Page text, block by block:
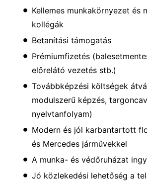
Kellemes munkakörnyezet és
kollégák
Betanítási támogatás
Prémiumfizetés
előrelátó vezetés stb.)
Továbbképzési költségek
modulszerű képzés,
nyelvtanfolyam)
Modern és jól karbantartott
és Mercedes járművekkel
A munka- és védőruházat
Jó közlekedési lehetőség a